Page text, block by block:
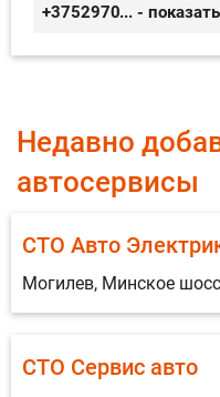
+375297072970... - показать
Недавно
автосервисы
СТО Авто
Могилев, Минское
СТО Сервис авто